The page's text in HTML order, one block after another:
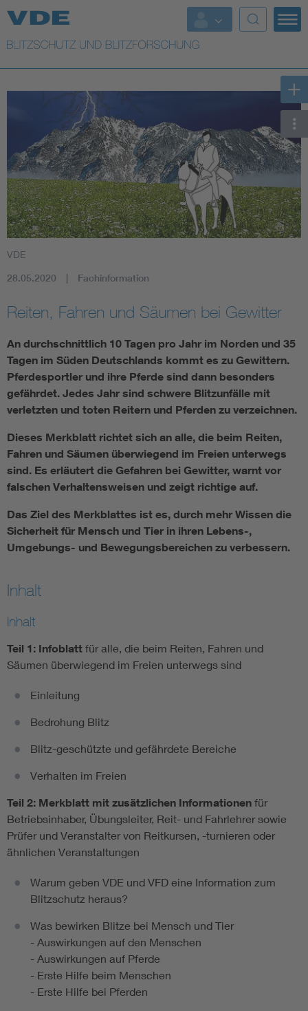
Top Themen
Top Themen
Lightning protection
Weitere Themen
VDE
28.05.2020 Fachinformation
Reiten, Fahren und Säumen bei Gewitter
An durchschnittlich 10 Tagen pro Jahr im Norden und 35
Tagen im Süden Deutschlands kommt es zu Gewittern.
Pferdesportler und ihre Pferde sind dann besonders
gefährdet. Jedes Jahr sind schwere Blitzunfälle mit
verletzten und toten Reitern und Pferden zu verzeichnen.
Dieses Merkblatt richtet sich an alle, die beim Reiten,
Fahren und Säumen überwiegend im Freien unterwegs
sind. Es erläutert die Gefahren bei Gewitter, warnt vor
falschen Verhaltensweisen und zeigt richtige auf.
Das Ziel des Merkblattes ist es, durch mehr Wissen die
Sicherheit für Mensch und Tier in ihren Lebens-,
Umgebungs- und Bewegungsbereichen zu verbessern.
Inhalt
Inhalt
Teil 1: Infoblatt für alle, die beim Reiten, Fahren und
Säumen überwiegend im Freien unterwegs sind
Einleitung
Bedrohung Blitz
Blitz-geschützte und gefährdete Bereiche
Verhalten im Freien
Teil 2: Merkblatt mit zusätzlichen Informationen für
Betriebsinhaber, Übungsleiter, Reit- und Fahrlehrer sowie
Prüfer und Veranstalter von Reitkursen, -turnieren oder
ähnlichen Veranstaltungen
Warum geben VDE und VFD eine Information zum
Blitzschutz heraus?
Was bewirken Blitze bei Mensch und Tier
- Auswirkungen auf den Menschen
- Auswirkungen auf Pferde
- Erste Hilfe beim Menschen
- Erste Hilfe bei Pferden